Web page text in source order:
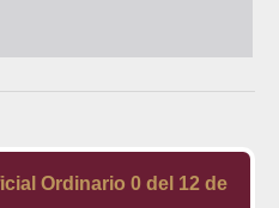
Ordinario 0 del 12 de